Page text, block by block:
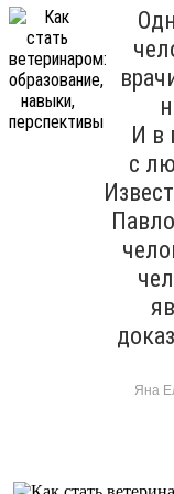
И в
с
Яна